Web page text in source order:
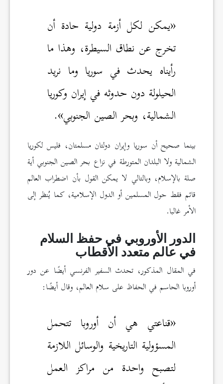
«يمكن لكل أزمة دولية حادة أن
تخرج عن نطاق السيطرة، وهذا ما
رأيناه يحدث في سوريا وما نريد
الحيلولة دون حدوثه في إيران وكوريا
الشمالية، وبحر الصين الجنوبي».
بينما صحيح أن سوريا وإيران دولتان مسلمتان، فليس لكوريا
الشمالية ولا البلدان المتورطة في نزاع بحر الصين الجنوبي أية
صلة بالإسلام، وبالتالي لا يمكن القول بأن اضطراب العالم
قائم فقط حول المسلمين أو الدول الإسلامية، كما يُنظر إلى
الأمر غالبا.
الدور الأوروبي في حفظ السلام
في عالم متعدد الأقطاب
في المقال المذكور، تحدث السفير الفرنسي أيضًا عن دور
أوروبا الحاسم في الحفاظ على سلام العالم، وقال أيضًا:
«قناعتي هي أن أوروبا تتحمل
المسؤولية التاريخية والوسائل اللازمة
لتصبح واحدة من مراكز العمل